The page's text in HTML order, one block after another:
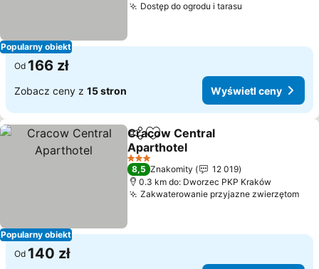
Popularny obiekt
Dostęp do ogrodu i tarasu
Od 166 zł
Zobacz ceny z 15 stron Wyświetl ceny
Popularny obiekt
Udostępnij
Dodaj do ulubionych
Cracow Central
Aparthotel
3 Kategoria
8,5 Znakomity
12 019
0.3 km do: Dworzec PKP Kraków
Zakwaterowanie przyjazne zwierzętom
Od 140 zł